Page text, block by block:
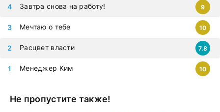
Менеджер Ким 10
Расцвет власти 7.8
Мечтаю о тебе 10
Завтра снова на работу! 9
Не пропустите также!